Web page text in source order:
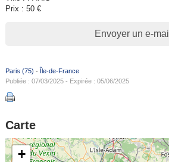
Prix : 50 €
Envoyer un e-mail
Paris (75) - Île-de-France
Publiée : 07/03/2025 - Expirée : 05/06/2025
Carte
+